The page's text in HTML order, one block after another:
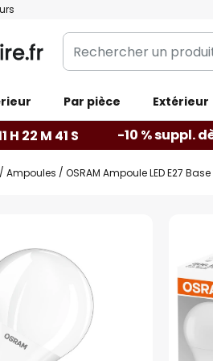
Rechercher
un
catégorie...
Par pièce Extérieur
H 22 M 40 S -10 % suppl.
Ampoules OSRAM Ampoule LED E27